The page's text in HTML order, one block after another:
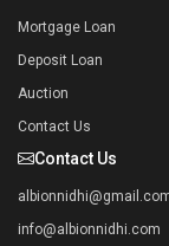
Mortgage Loan
Deposit Loan
Auction
Contact Us
Contact Us
info@albionnidhi.com